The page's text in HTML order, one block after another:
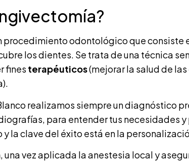
procedimiento odontológico que consiste
los dientes. Se trata de una técnica
fines terapéuticos(mejorar la salud de las
realizamos siempre un diagnóstico
para entender tus necesidades
la clave del éxito está en la
una vez aplicada la anestesia local y